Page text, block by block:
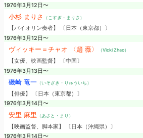
1976年3月12日〜
小杉 まりさ （こすぎ・まりさ）
【バイオリン奏者】 〔日本（東京都）〕
1976年3月12日〜
ヴィッキー＝チャオ 〈趙 薇〉 （Vicki Zhao）
【女優、映画監督】 〔中国〕
1976年3月13日〜
磯崎 竜一（いそざき・りゅういち）
【俳優】 〔日本（東京都）〕
1976年3月14日〜
安里 麻里 （あさと・まり）
【映画監督、脚本家】 〔日本（沖縄県）〕
1976年3月14日〜